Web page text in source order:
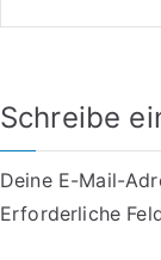
Schreibe
Deine E-Mail-
Erforderliche